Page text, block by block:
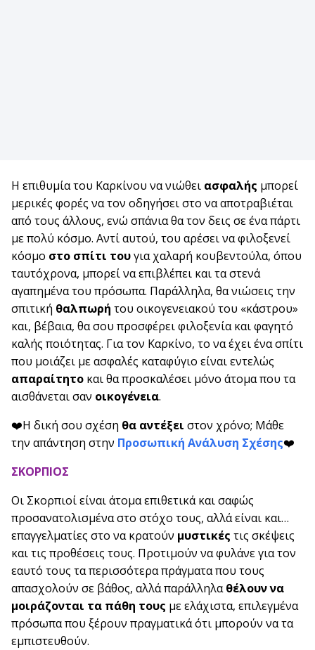
Η επιθυμία του Καρκίνου να νιώθει ασφαλής μπορεί
μερικές φορές να τον οδηγήσει στο να αποτραβιέται
από τους άλλους, ενώ σπάνια θα τον δεις σε ένα πάρτι
με πολύ κόσμο. Αντί αυτού, του αρέσει να φιλοξενεί
κόσμο στο σπίτι τουγια χαλαρή κουβεντούλα, όπου
ταυτόχρονα, μπορεί να επιβλέπει και τα στενά
αγαπημένα του πρόσωπα. Παράλληλα, θα νιώσεις την
σπιτική θαλπωρή του οικογενειακού του «κάστρου»
και, βέβαια, θα σου προσφέρει φιλοξενία και φαγητό
καλής ποιότητας. Για τον Καρκίνο, το να έχει ένα σπίτι
που μοιάζει με ασφαλές καταφύγιο είναι εντελώς
απαραίτητο και θα προσκαλέσει μόνο άτομα που τα
αισθάνεται σαν οικογένεια.
❤️Η δική σου σχέση θα αντέξει στον χρόνο; Μάθε
την απάντηση στην Προσωπική Ανάλυση Σχέσης❤️
ΣΚΟΡΠΙΟΣ
Οι Σκορπιοί είναι άτομα επιθετικά και σαφώς
προσανατολισμένα στο στόχο τους, αλλά είναι και…
επαγγελματίες στο να κρατούν μυστικές τις σκέψεις
και τις προθέσεις τους. Προτιμούν να φυλάνε για τον
εαυτό τους τα περισσότερα πράγματα που τους
απασχολούν σε βάθος, αλλά παράλληλαθέλουν να
μοιράζονται τα πάθη τους με ελάχιστα, επιλεγμένα
πρόσωπα που ξέρουν πραγματικά ότι μπορούν να τα
εμπιστευθούν.